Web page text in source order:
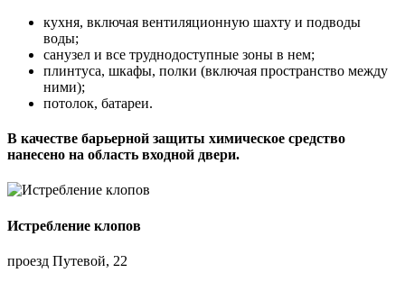
кухня, включая вентиляционную шахту и подводы
воды;
санузел и все труднодоступные зоны в нем;
плинтуса, шкафы, полки (включая пространство между
ними);
потолок, батареи.
В качестве барьерной защиты химическое средство
нанесено на область входной двери.
Истребление клопов
проезд Путевой, 22